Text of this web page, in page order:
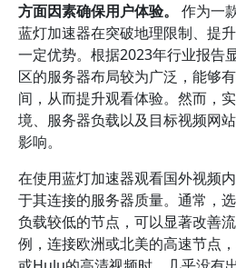
方面因素确保用户体验。
作为一
蓝灯加速器在突破地理限制、提
一定优势。根据2023年行业报告
区的服务器布局较为广泛，能够
间，从而提升观看体验。然而，
境、服务器负载以及目标视频网
影响。
在使用蓝灯加速器观看国外视频
于其连接的服务器质量。通常，
负载较低的节点，可以显著改善
例，连接欧洲或北美的高速节点